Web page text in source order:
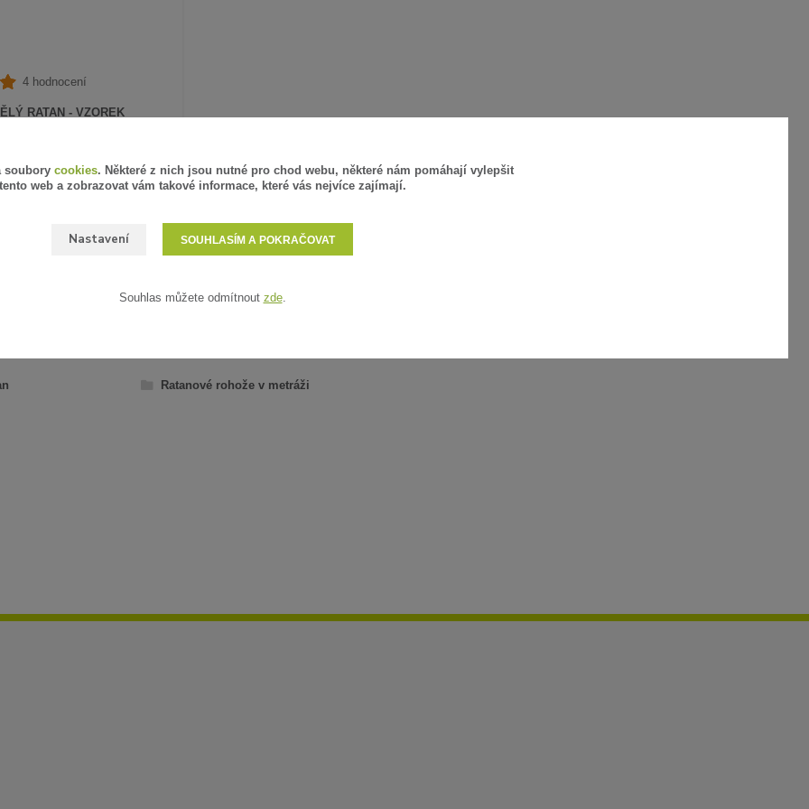
4 hodnocení
RATAN - VZOREK
Ratanové rohože v metráži
soubory cookies. Některé z nich jsou nutné pro chod webu, některé nám pomáhají vylepšit
web a zobrazovat vám takové informace, které vás nejvíce zajímají.
Nastavení SOUHLASÍM A POKRAČOVAT
Souhlas můžete odmítnout zde.